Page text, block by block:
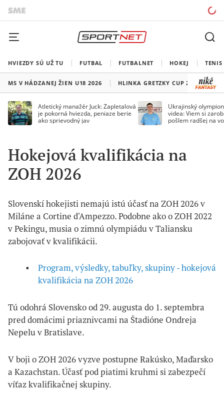
HVIEZDY SÚ UŽ TU FUTBAL FUTBALNET HOKEJ TENIS
MS V HÁDZANEJ ŽIEN U18 2026 HLINKA GRETZKY CUP 2026
Atletický manažér Juck: Zapletalová
je pokorná hviezda, peniaze berie
ako sprievodný jav
Ukrajinský
videa: Viem si
pošlem radšej na
Hokejová kvalifikácia na
ZOH 2026
Slovenskí hokejisti nemajú istú účasť na ZOH 2026 v
Miláne a Cortine d'Ampezzo. Podobne ako o ZOH 2022
v Pekingu, musia o zimnú olympiádu v Taliansku
zabojovať v kvalifikácii.
Program, výsledky, tabuľky, skupiny - hokejová
kvalifikácia na ZOH 2026
Tú odohrá Slovensko od 29. augusta do 1. septembra
pred domácimi priaznivcami na Štadióne Ondreja
Nepelu v Bratislave.
V boji o ZOH 2026 vyzve postupne Rakúsko, Maďarsko
a Kazachstan. Účasť pod piatimi kruhmi si zabezpečí
víťaz kvalifikačnej skupiny.